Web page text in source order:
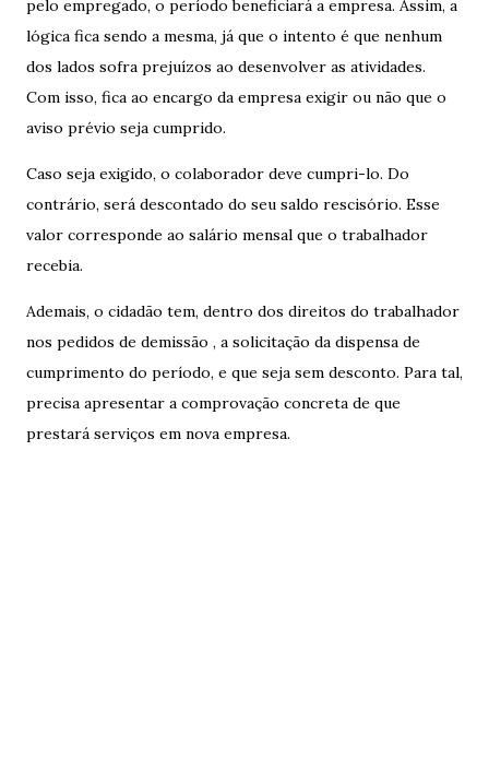
pelo empregado, o período beneficiará a empresa. Assim, a
lógica fica sendo a mesma, já que o intento é que nenhum
dos lados sofra prejuízos ao desenvolver as atividades.
Com isso, fica ao encargo da empresa exigir ou não que o
aviso prévio seja cumprido.
Caso seja exigido, o colaborador deve cumpri-lo. Do
contrário, será descontado do seu saldo rescisório. Esse
valor corresponde ao salário mensal que o trabalhador
recebia.
Ademais, o cidadão tem, dentro dos direitos do trabalhador
nos pedidos de demissão , a solicitação da dispensa de
cumprimento do período, e que seja sem desconto. Para tal,
precisa apresentar a comprovação concreta de que
prestará serviços em nova empresa.